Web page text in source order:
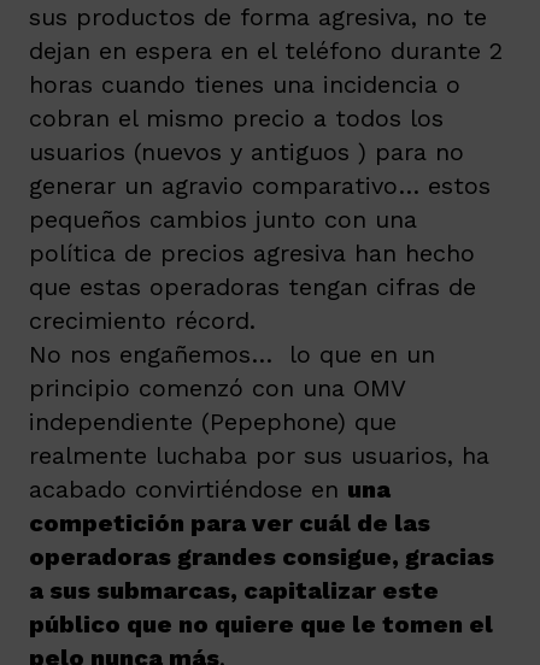
sus productos de forma agresiva, no te
dejan en espera en el teléfono durante 2
horas cuando tienes una incidencia o
cobran el mismo precio a todos los
usuarios (nuevos y antiguos ) para no
generar un agravio comparativo… estos
pequeños cambios junto con una
política de precios agresiva han hecho
que estas operadoras tengan cifras de
crecimiento récord.
No nos engañemos… lo que en un
principio comenzó con una OMV
independiente (Pepephone) que
realmente luchaba por sus usuarios, ha
acabado convirtiéndose en una
competición para ver cuál de las
operadoras grandes consigue, gracias
a sus submarcas, capitalizar este
público que no quiere que le tomen el
pelo nunca más.